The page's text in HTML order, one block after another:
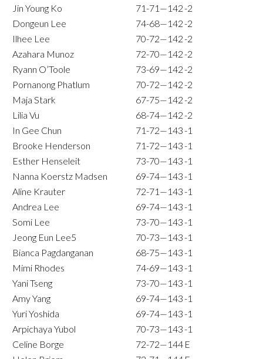
Jin Young Ko
71-71—142-2
Dongeun Lee
74-68—142-2
Ilhee Lee
70-72—142-2
Azahara Munoz
72-70—142-2
Ryann O’Toole
73-69—142-2
Pornanong Phatlum
70-72—142-2
Maja Stark
67-75—142-2
Lilia Vu
68-74—142-2
In Gee Chun
71-72—143-1
Brooke Henderson
71-72—143-1
Esther Henseleit
73-70—143-1
Nanna Koerstz Madsen
69-74—143-1
Aline Krauter
72-71—143-1
Andrea Lee
69-74—143-1
Somi Lee
73-70—143-1
Jeong Eun Lee5
70-73—143-1
Bianca Pagdanganan
68-75—143-1
Mimi Rhodes
74-69—143-1
Yani Tseng
73-70—143-1
Amy Yang
69-74—143-1
Yuri Yoshida
69-74—143-1
Arpichaya Yubol
70-73—143-1
Celine Borge
72-72—144 E